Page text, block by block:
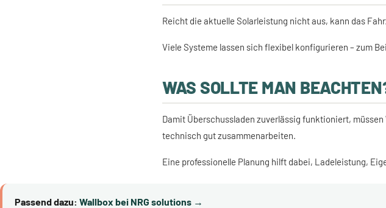
Reicht die aktuelle Solarleistung nicht aus, kann das
Viele Systeme lassen sich flexibel konfigurieren – zum
WAS SOLLTE MAN
Damit Überschussladen zuverlässig funktioniert,
technisch gut zusammenarbeiten.
Eine professionelle Planung hilft dabei, Ladeleistung,
Passend dazu: Wallbox bei NRG solutions →